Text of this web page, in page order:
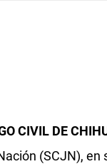
CIVIL DE
(SCJN),